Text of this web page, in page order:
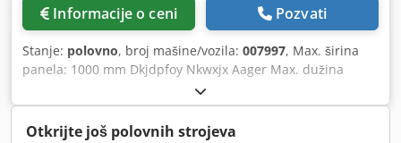
Informacije o ceni Pozvati
Stanje: polovno, broj mašine/vozila: 007997, Max. širina
panela: 1000 mm Dkjdpfoy Nkwxjx Aager Max. dužina
panela: 2200 mm Max. visina stoga panela iznad poda:
1600 mm Kapacitet podizanja: 20 kg Radni kapacitet: 12
ciklusa/min Sistem za pomeranje: sa vakuumskim
Otkrijte još polovnih strojeva